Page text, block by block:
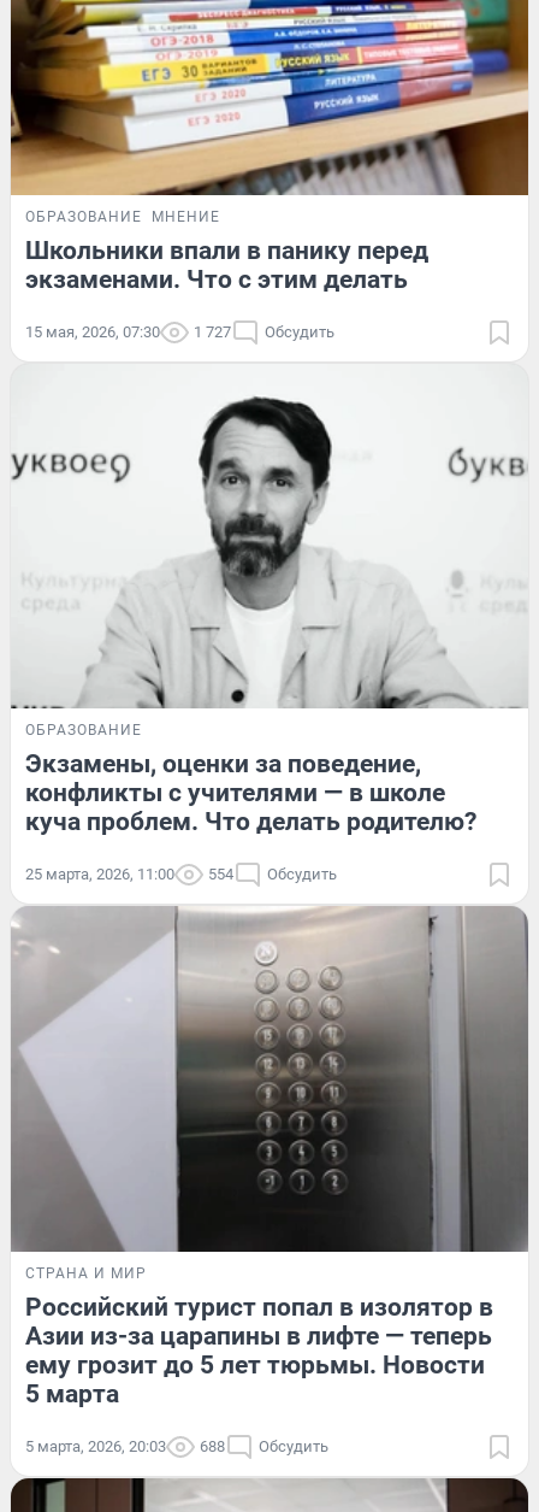
ОБРАЗОВАНИЕ МНЕНИЕ
Школьники впали в панику перед
экзаменами. Что с этим делать
15 мая, 2026, 07:30 1 727 Обсудить
ОБРАЗОВАНИЕ
Экзамены, оценки за поведение,
конфликты с учителями — в школе
куча проблем. Что делать родителю?
25 марта, 2026, 11:00 554 Обсудить
СТРАНА И МИР
Российский турист попал в изолятор в
Азии из-за царапины в лифте — теперь
ему грозит до 5 лет тюрьмы. Новости
5 марта
5 марта, 2026, 20:03 688 Обсудить